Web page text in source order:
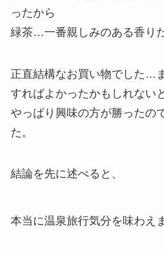
ったから
緑茶…一番親しみのある香り
正直結構なお買い物でした…
すればよかったかもしれない
やっぱり興味の方が勝ったの
た。
結論を先に述べると、
本当に温泉旅行気分を味わえ